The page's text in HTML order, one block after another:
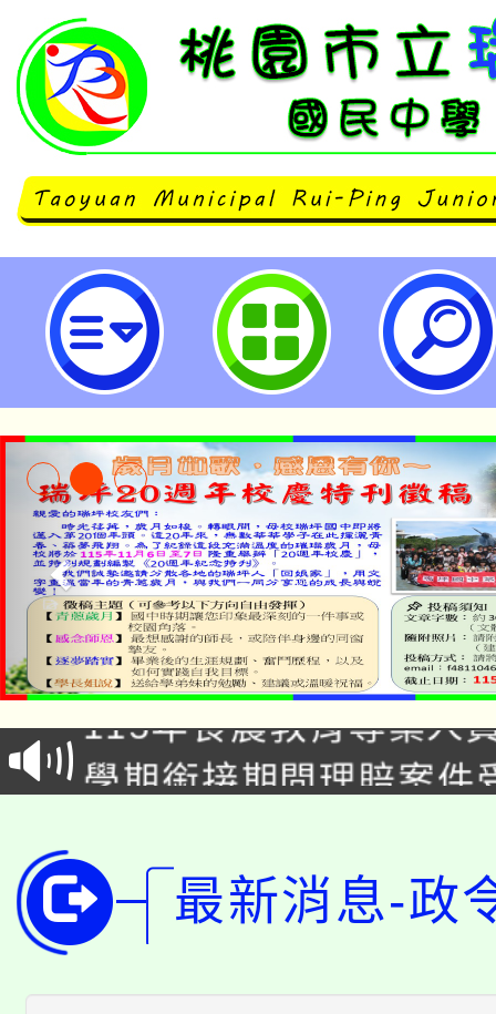
避免帶未完成麻疹腮腺炎德國麻疹
疫苗接種幼兒前往流行地區-桃園
淨零綠生活教案入校路
115年食農教育專業人
程
學期銜接期間理賠案件
版
公告本校115學年度第
代理(課)教師甄選結果(
「2026金融保險知識
車」活動
桃園市115學年度學生
最新消息-政